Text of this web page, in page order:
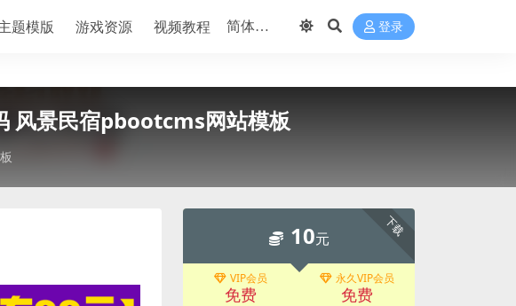
题模版 游戏资源 视频教程 登录
风景民宿pbootcms网站模板
下载
10元
VIP会员
免费
永久VIP会员
免费